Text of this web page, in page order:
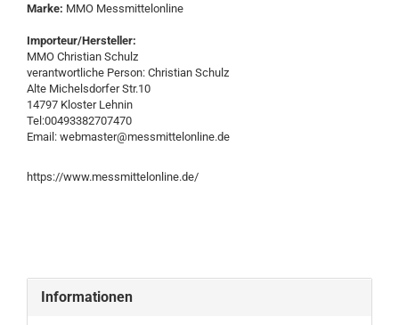
Marke: MMO Messmittelonline
Importeur/Hersteller:
MMO Christian Schulz
verantwortliche Person: Christian Schulz
Alte Michelsdorfer Str.10
14797 Kloster Lehnin
Tel:00493382707470
Email: webmaster@messmittelonline.de
https://www.messmittelonline.de/
Informationen